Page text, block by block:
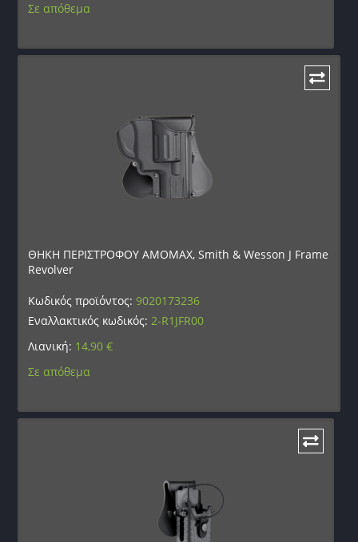
Σε απόθεμα
ΘΗΚΗ ΠΕΡΙΣΤΡΟΦΟΥ AMOMAX, Smith & Wesson J Frame
Revolver
Κωδικός προϊόντος:9020173236
Εναλλακτικός κωδικός: 2-R1JFR00
Λιανική: 14,90€
Σε απόθεμα